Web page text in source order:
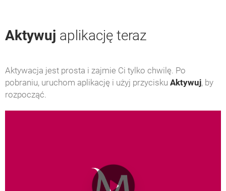
Aktywuj aplikację teraz
Aktywacja jest prosta i zajmie Ci tylko chwilę. Po
pobraniu, uruchom aplikację i użyj przycisku Aktywuj, by
rozpocząć.